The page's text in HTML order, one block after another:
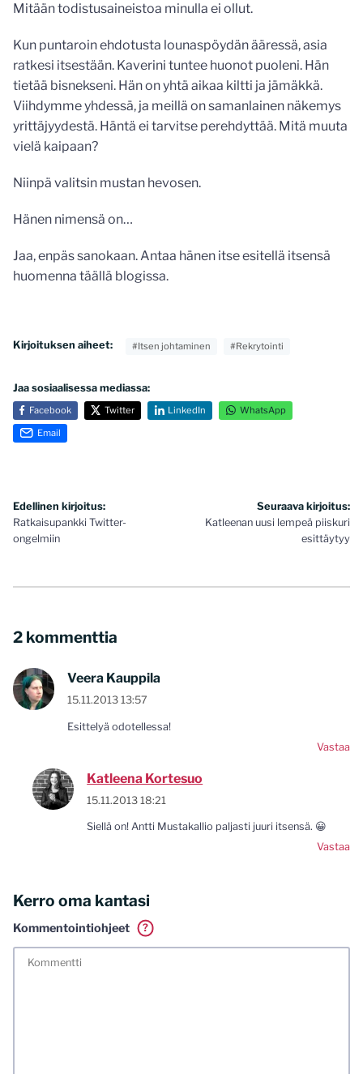
Mitään todistusaineistoa minulla ei ollut.
Kun puntaroin ehdotusta lounaspöydän ääressä, asia
ratkesi itsestään. Kaverini tuntee huonot puoleni. Hän
tietää bisnekseni. Hän on yhtä aikaa kiltti ja jämäkkä.
Viihdymme yhdessä, ja meillä on samanlainen näkemys
yrittäjyydestä. Häntä ei tarvitse perehdyttää. Mitä muuta
vielä kaipaan?
Niinpä valitsin mustan hevosen.
Hänen nimensä on…
Jaa, enpäs sanokaan. Antaa hänen itse esitellä itsensä
huomenna täällä blogissa.
Kirjoituksen aiheet: #Itsen johtaminen #Rekrytointi
Jaa sosiaalisessa mediassa:
Facebook Twitter LinkedIn WhatsApp
Email
Artikkelien
selaus
Edellinen kirjoitus:
Ratkaisupankki Twitter-
ongelmiin
Seuraava kirjoitus:
Katleenan uusi lempeä piiskuri
esittäytyy
2 kommenttia
Veera Kauppila
15.11.2013 13:57
Esittelyä odotellessa!
Vastaa
Katleena Kortesuo
15.11.2013 18:21
Siellä on! Antti Mustakallio paljasti juuri itsensä. 😀
Vastaa
Kerro oma kantasi
Kommentointiohjeet
?
meiliosoitteen. Minua ja mielipiteitäni saa ilman muuta